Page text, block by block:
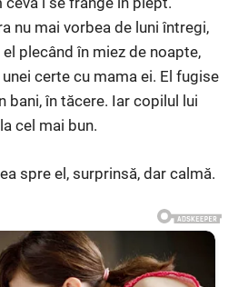
nu mai vorbea de luni întregi,
plecând în miez de noapte,
certe cu mama ei. El fugise
bani, în tăcere. Iar copilul lui
cel mai bun.
spre el, surprinsă, dar calmă.